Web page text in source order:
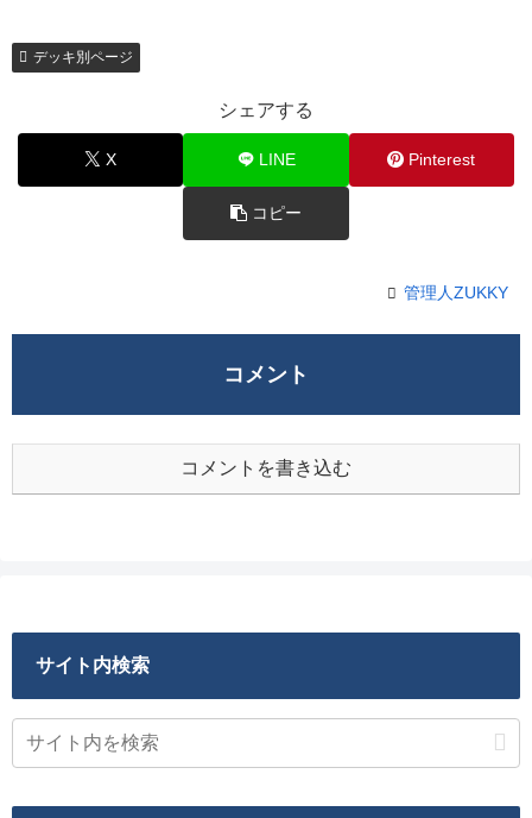
デッキ別ページ
シェアする
X LINE Pinterest
コピー
管理人ZUKKY
コメント
コメントを書き込む
サイト内検索